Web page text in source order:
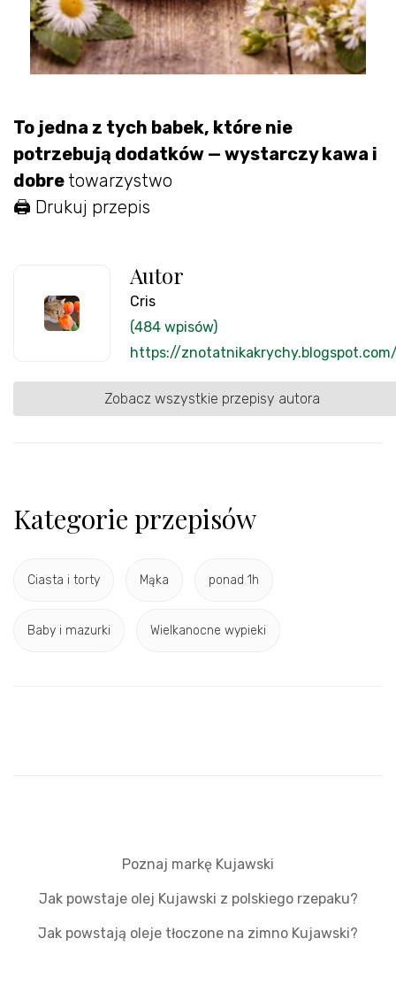
To jedna z tych babek, które nie
potrzebują dodatków — wystarczy kawa i
dobretowarzystwo
🖨 Drukuj przepis
Autor
Cris
(484 wpisów)
https://
Zobacz wszystkie przepisy autora
Kategorie przepisów
Ciasta i torty Mąka ponad 1h
Baby i mazurki Wielkanocne wypieki
Poznaj markę Kujawski
Jak powstaje olej Kujawski z polskiego rzepaku?
Jak powstają oleje tłoczone na zimno Kujawski?